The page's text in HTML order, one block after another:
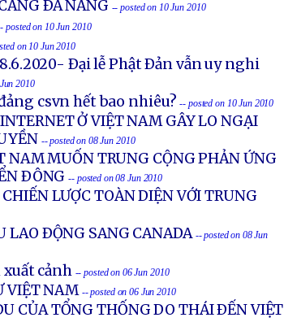
ÐÀ NẴNG -- posted on 10 Jun 2010
posted on 10 Jun 2010
on 10 Jun 2010
8.6.2020- Ðại lễ Phật Ðản vẫn uy nghi
2010
csvn hết bao nhiêu? -- posted on 10 Jun 2010
Ở VIỆT NAM GÂY LO NGẠI
-- posted on 08 Jun 2010
NAM MUỐN TRUNG CỘNG PHẢN ỨNG
ÐÔNG -- posted on 08 Jun 2010
LƯỢC TOÀN DIỆN VỚI TRUNG
LAO ÐỘNG SANG CANADA -- posted on 08 Jun
xuất cảnh -- posted on 06 Jun 2010
VIỆT NAM -- posted on 06 Jun 2010
CỦA TỔNG THỐNG DO THÁI ÐẾN VIỆT